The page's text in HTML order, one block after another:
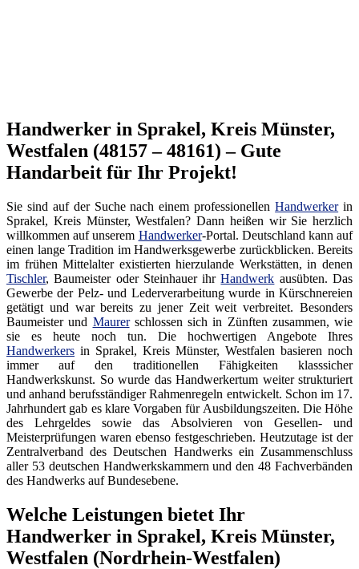
Handwerker in Sprakel, Kreis Münster,
Westfalen (48157 – 48161) – Gute
Handarbeit für Ihr Projekt!
Sie sind auf der Suche nach einem professionellenHandwerkerin
Sprakel, Kreis Münster, Westfalen? Dann heißen wir Sie herzlich
willkommen auf unserem Handwerker-Portal. Deutschland kann auf
einen lange Tradition im Handwerksgewerbe zurückblicken. Bereits
im frühen Mittelalter existierten hierzulande Werkstätten, in denen
Tischler, Baumeister oder Steinhauer ihrHandwerk ausübten. Das
Gewerbe der Pelz- und Lederverarbeitung wurde in Kürschnereien
getätigt und war bereits zu jener Zeit weit verbreitet. Besonders
Baumeister und Maurerschlossen sich in Zünften zusammen, wie
sie es heute noch tun. Die hochwertigen Angebote Ihres
Handwerkers in Sprakel, Kreis Münster, Westfalen basieren noch
immer auf den traditionellen Fähigkeiten klasssicher
Handwerkskunst. So wurde das Handwerkertum weiter strukturiert
und anhand berufsständiger Rahmenregeln entwickelt. Schon im 17.
Jahrhundert gab es klare Vorgaben für Ausbildungszeiten. Die Höhe
des Lehrgeldes sowie das Absolvieren von Gesellen- und
Meisterprüfungen waren ebenso festgeschrieben. Heutzutage ist der
Zentralverband des Deutschen Handwerks ein Zusammenschluss
aller 53 deutschen Handwerkskammern und den 48 Fachverbänden
des Handwerks auf Bundesebene.
Welche Leistungen bietet Ihr
Handwerker in Sprakel, Kreis Münster,
Westfalen (Nordrhein-Westfalen)